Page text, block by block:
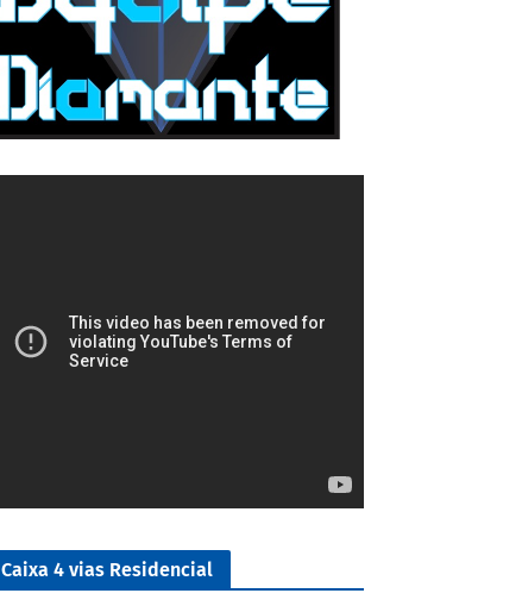
Caixa 4 vias Residencial